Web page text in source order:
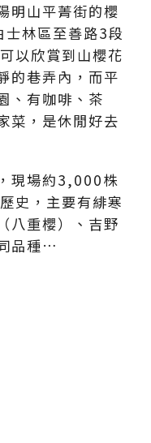
明山平菁街的櫻
林區至善路3段
以欣賞到山櫻花
的巷弄內，而平
、有咖啡、茶
菜，是休閒好去
現場約3,000株
史，主要有緋寒
八重櫻）、吉野
品種…